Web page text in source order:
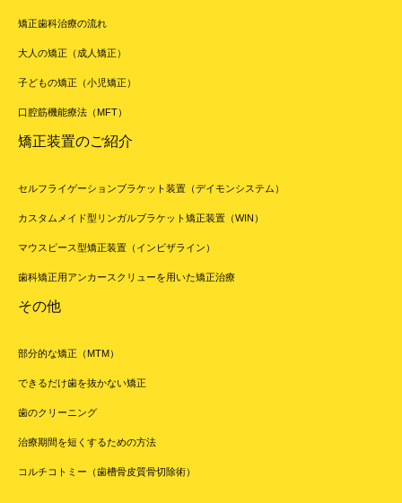
矯正歯科治療の流れ
大人の矯正（成人矯正）
子どもの矯正（小児矯正）
口腔筋機能療法（MFT）
矯正装置のご紹介
セルフライゲーションブラケット装置（デイモンシステム）
カスタムメイド型リンガルブラケット矯正装置（WIN）
マウスピース型矯正装置（インビザライン）
歯科矯正用アンカースクリューを用いた矯正治療
その他
部分的な矯正（MTM）
できるだけ歯を抜かない矯正
歯のクリーニング
治療期間を短くするための方法
コルチコトミー（歯槽骨皮質骨切除術）